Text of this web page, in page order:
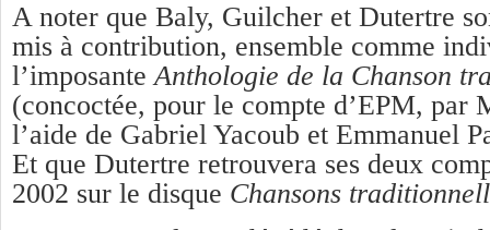
A noter que Baly, Guilcher et Dutertre
mis à contribution, ensemble comme
l’imposanteAnthologie de la Chanson
(concoctée, pour le compte d’EPM, par
l’aide de Gabriel Yacoub et Emmanuel
Et que Dutertre retrouvera ses deux
2002 sur le disque Chansons